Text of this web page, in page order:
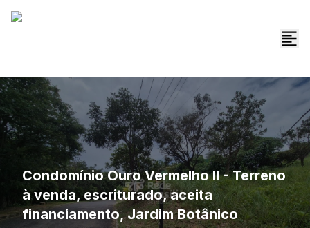
Condomínio Ouro Vermelho II - Terreno
à venda, escriturado, aceita
financiamento, Jardim Botânico